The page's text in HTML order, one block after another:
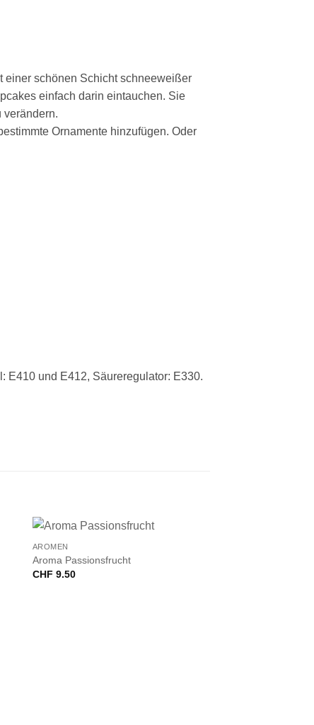
einer schönen Schicht schneeweißer
einfach darin eintauchen. Sie
verändern.
Ornamente hinzufügen. Oder
E410 und E412, Säureregulator: E330.
AROMEN
Aroma Passionsfrucht
CHF 9.50